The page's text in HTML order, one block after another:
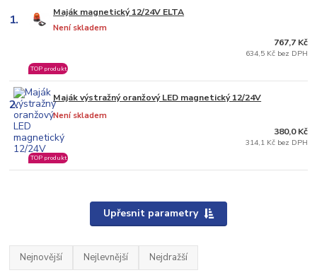
1. Maják magnetický 12/24V ELTA
Není skladem
TOP produkt
767,7 Kč
634,5 Kč bez DPH
2. Maják výstražný oranžový LED magnetický 12/24V
Není skladem
TOP produkt
380,0 Kč
314,1 Kč bez DPH
Upřesnit parametry
Nejnovější Nejlevnější Nejdražší